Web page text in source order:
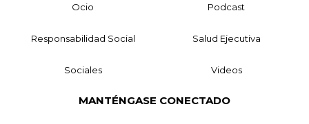
Ocio Podcast
Responsabilidad Social Salud Ejecutiva
Sociales Videos
MANTÉNGASE CONECTADO